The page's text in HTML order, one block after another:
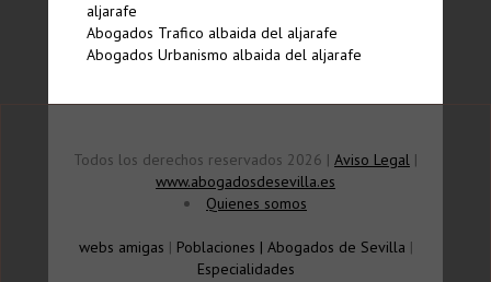
aljarafe
Abogados Trafico albaida del aljarafe
Abogados Urbanismo albaida del aljarafe
Todos los derechos reservados 2026 | Aviso Legal |
www.abogadosdesevilla.es
Quienes somos
webs amigas | Poblaciones | Abogados de Sevilla |
Especialidades